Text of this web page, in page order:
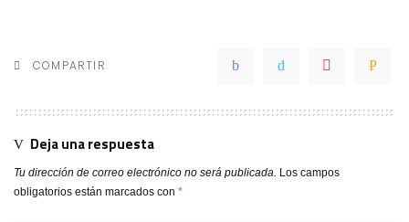
COMPARTIR
Deja una respuesta
Tu dirección de correo electrónico no será publicada. Los campos
obligatorios están marcados con *